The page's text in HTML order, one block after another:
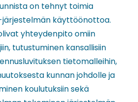
on tehnyt toimia
järjestelmän käyttöönottoa.
yhteydenpito omiin
tutustuminen kansallisiin
tietomalleihin,
kunnan johdolle ja
koulutuksiin sekä